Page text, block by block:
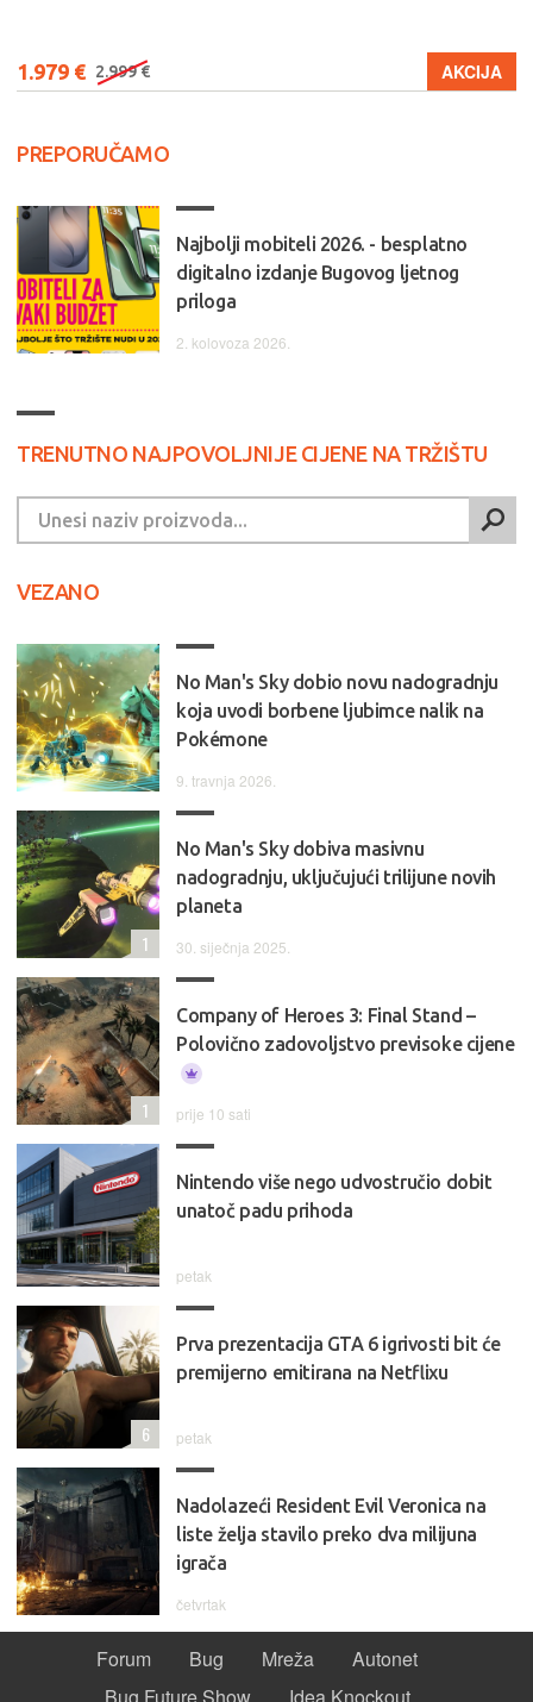
1.979 € 2.999 € AKCIJA
PREPORUČAMO
Najbolji mobiteli 2026. - besplatno
digitalno izdanje Bugovog ljetnog
priloga
2. kolovoza 2026.
TRENUTNO NAJPOVOLJNIJE CIJENE NA TRŽIŠTU
VEZANO
No Man's Sky dobio novu nadogradnju
koja uvodi borbene ljubimce nalik na
Pokémone
9. travnja 2026.
No Man's Sky dobiva masivnu
nadogradnju, uključujući trilijune novih
planeta
30. siječnja 2025.
1
Company of Heroes 3: Final Stand –
Polovično zadovoljstvo previsoke cijene
prije 10 sati
1
Nintendo više nego udvostručio dobit
unatoč padu prihoda
petak
Prva prezentacija GTA 6 igrivosti bit će
premijerno emitirana na Netflixu
petak
6
Nadolazeći Resident Evil Veronica na
liste želja stavilo preko dva milijuna
igrača
četvrtak
Forum Bug Mreža
Autonet
Bug Future Show
Idea Knockout